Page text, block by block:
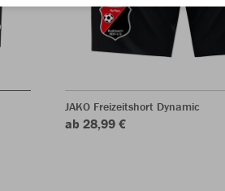
JAKO Freizeitshort Dynamic
ab 28,99 €